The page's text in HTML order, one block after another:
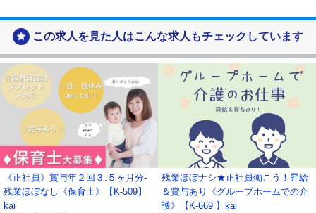
・当社の各事業に関するお問い合わせの方の個人情
報は、お問い合わせにお答えするために利用しま
す。
・ご要望いただいた資料の送付などに利用します。
採用応募者の個人情報
・採用選考及びそれに伴う連絡などに利用します
当社の従業者情報
・人事労務管理、業務管理、福利厚生、健康管理、
セキュリティ管理などに利用します。
ご提供いただいた個人番号情報
・法律で特定された「社会保険手続き」、「税務処
理」などに利用します。
この求人を見た人はこんな求人もチェックしています
《正社員》賞与年２回３.５ヶ月分-
残業ほぼなし《保育士》【K-509】
kai
残業ほぼナシ★正社員働こう！昇給
＆賞与あり《グループホームでの介
護》【K-669 】kai